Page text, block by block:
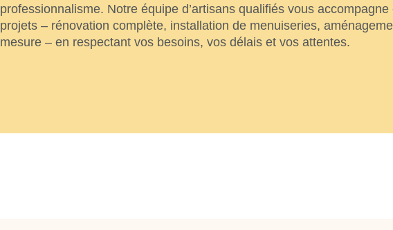
professionnalisme. Notre équipe d’artisans qualifiés vous
projets – rénovation complète, installation de menuiseries,
mesure – en respectant vos besoins, vos délais et vos attentes.